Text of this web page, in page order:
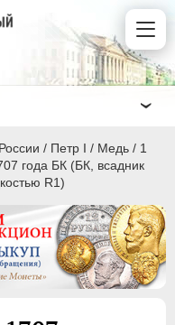
/ Пeтр I / Медь / 1
года БК (БК, всадник
R1)